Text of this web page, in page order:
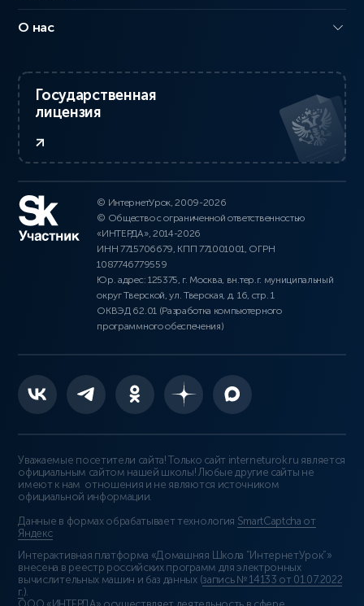
О нас
Государственная
лицензия
© ИнтернетУрок, 2009-2026
© Общество с ограниченной ответственностью
«ИНТЕРДА», 2014-2026
ИНН 7715706679, КПП 771001001, ОГРН
1087746779559
Юр. адрес: 125375, г. Москва, вн.тер.г. муниципальный
округ Тверской, ул. Тверская, д. 16, стр. 1
ОКВЭД 62.01 (Разработка компьютерного
программного обеспечения)
Уважаемые посетители сайта! Только сайт interneturok.ru является
официальным сайтом нашей школы! Любые другие сайты не
имеют к нам отношения и не являются источником
официальной информации.
Данные в формах обрабатывает технология SmartCaptcha от
Яндекс
Интерактивная платформа «Домашняя Школа “ИнтернетУрок”»
внесена в реестр российских программ для электронных
вычислительных машин и баз данных (запись № 14133 от 01.07.2022
г.).